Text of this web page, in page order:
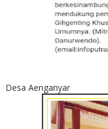
Desa Aenganyar